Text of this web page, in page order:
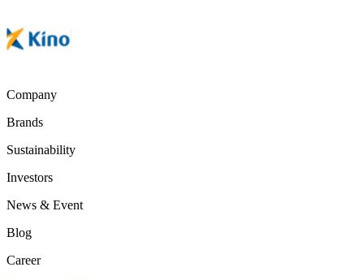
Company
Brands
Sustainability
Investors
News & Event
Blog
Career